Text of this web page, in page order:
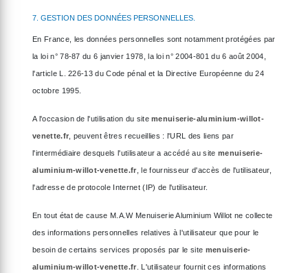
7. GESTION DES DONNÉES PERSONNELLES.
En France, les données personnelles sont notamment protégées par
la loi n° 78-87 du 6 janvier 1978, la loi n° 2004-801 du 6 août 2004,
l'article L. 226-13 du Code pénal et la Directive Européenne du 24
octobre 1995.
A l'occasion de l'utilisation du sitemenuiserie-aluminium-willot-
venette.fr , peuvent êtres recueillies : l'URL des liens par
l'intermédiaire desquels l'utilisateur a accédé au site menuiserie-
aluminium-willot-venette.fr , le fournisseur d'accès de l'utilisateur,
l'adresse de protocole Internet (IP) de l'utilisateur.
En tout état de cause M.A.W Menuiserie Aluminium Willot ne collecte
des informations personnelles relatives à l'utilisateur que pour le
besoin de certains services proposés par le site menuiserie-
aluminium-willot-venette.fr . L'utilisateur fournit ces informations